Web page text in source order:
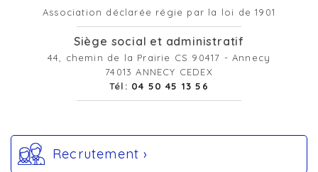
Association déclarée régie par la loi de 1901
Siège social et administratif
44, chemin de la Prairie CS 90417 - Annecy
74013 ANNECY CEDEX
Tél: 04 50 45 13 56
Recrutement ›